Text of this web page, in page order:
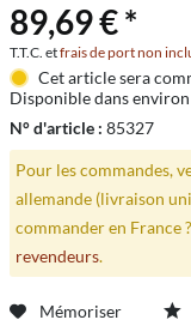
89,69 € *
T.T.C. etfrais de port non
Cet article sera
Disponible dans
N° d'article : 85327
Pour les commandes,
allemande (livraison
commander en France
revendeurs.
Mémoriser